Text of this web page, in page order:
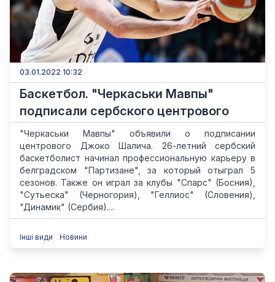
03.01.2022 10:32
Баскетбол. "Черкаськи Мавпы"
подписали сербского центрового
"Черкаськи Мавпы" объявили о подписании
центрового Джоко Шалича. 26-летний сербский
баскетболист начинал профессиональную карьеру в
белградском "Партизане", за который отыграл 5
сезонов. Также он играл за клубы "Спарс" (Босния),
"Сутьеска" (Черногория), "Геллиос" (Словения),
"Динамик" (Сербия)....
Інші види Новини